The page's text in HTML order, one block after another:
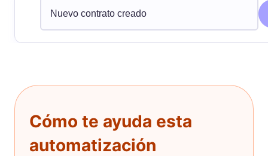
Nuevo contrato creado
Cómo te ayuda esta
automatización